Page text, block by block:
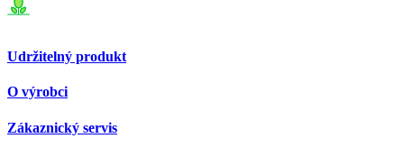
Udržitelný produkt
O výrobci
Zákaznický servis